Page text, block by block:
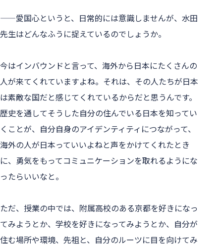
——愛国心というと、日常的には意識しませんが、水田
先生はどんなふうに捉えているのでしょうか。
今はインバウンドと言って、海外から日本にたくさんの
人が来てくれていますよね。それは、その人たちが日本
は素敵な国だと感じてくれているからだと思うんです。
歴史を通してそうした自分の住んでいる日本を知ってい
くことが、自分自身のアイデンティティにつながって、
海外の人が日本っていいよねと声をかけてくれたとき
に、勇気をもってコミュニケーションを取れるようにな
ったらいいなと。
ただ、授業の中では、附属高校のある京都を好きになっ
てみようとか、学校を好きになってみようとか、自分が
住む場所や環境、先祖と、自分のルーツに目を向けてみ